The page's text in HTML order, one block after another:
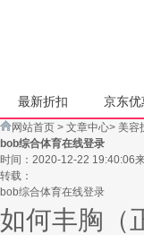
最新折扣 京东优
网站首页 > 文章中心> 美容
bob综合体育在线登录
时间：2020-12-22 19:40:06
转载：
bob综合体育在线登录
如何丰胸（